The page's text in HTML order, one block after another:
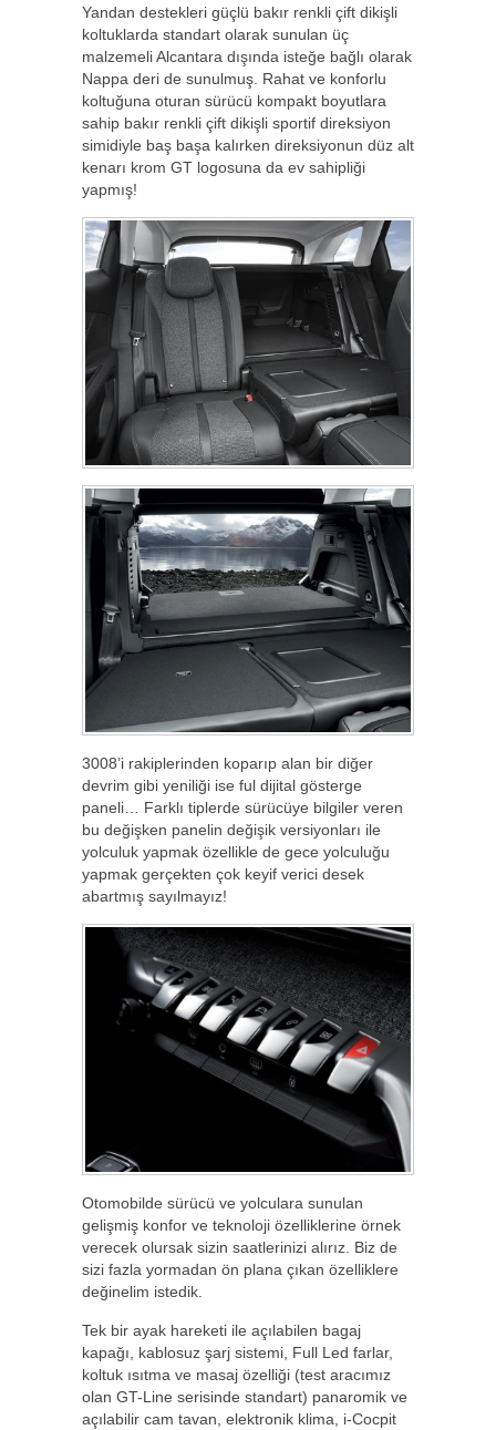
Yandan destekleri güçlü bakır renkli çift dikişli
koltuklarda standart olarak sunulan üç
malzemeli Alcantara dışında isteğe bağlı olarak
Nappa deri de sunulmuş. Rahat ve konforlu
koltuğuna oturan sürücü kompakt boyutlara
sahip bakır renkli çift dikişli sportif direksiyon
simidiyle baş başa kalırken direksiyonun düz alt
kenarı krom GT logosuna da ev sahipliği
yapmış!
3008’i rakiplerinden koparıp alan bir diğer
devrim gibi yeniliği ise ful dijital gösterge
paneli… Farklı tiplerde sürücüye bilgiler veren
bu değişken panelin değişik versiyonları ile
yolculuk yapmak özellikle de gece yolculuğu
yapmak gerçekten çok keyif verici desek
abartmış sayılmayız!
Otomobilde sürücü ve yolculara sunulan
gelişmiş konfor ve teknoloji özelliklerine örnek
verecek olursak sizin saatlerinizi alırız. Biz de
sizi fazla yormadan ön plana çıkan özelliklere
değinelim istedik.
Tek bir ayak hareketi ile açılabilen bagaj
kapağı, kablosuz şarj sistemi, Full Led farlar,
koltuk ısıtma ve masaj özelliği (test aracımız
olan GT-Line serisinde standart) panaromik ve
açılabilir cam tavan, elektronik klima, i-Cocpit